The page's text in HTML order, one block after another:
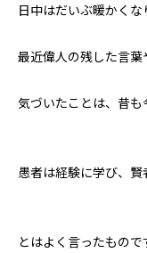
日中はだいぶ暖かくな
最近偉人の残した言葉
気づいたことは、昔も
愚者は経験に学び、
とはよく言ったもので